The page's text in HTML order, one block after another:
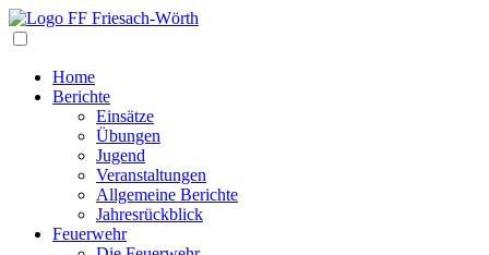
Home
Berichte
Einsätze
Übungen
Jugend
Veranstaltungen
Allgemeine Berichte
Jahresrückblick
Feuerwehr